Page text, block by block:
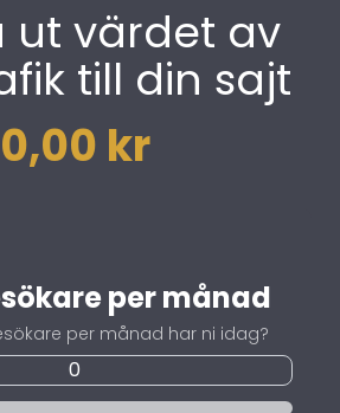
ut värdet av
till din sajt
0,00 kr
per månad
per månad har ni idag?